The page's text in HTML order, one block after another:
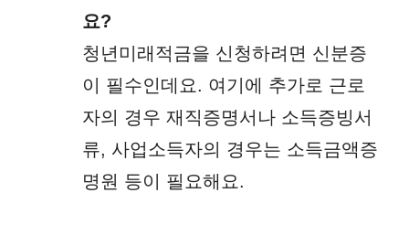
요?
청년미래적금을 신청하려면 신분증
이 필수인데요. 여기에 추가로 근로
자의 경우 재직증명서나 소득증빙서
류, 사업소득자의 경우는 소득금액증
명원 등이 필요해요.